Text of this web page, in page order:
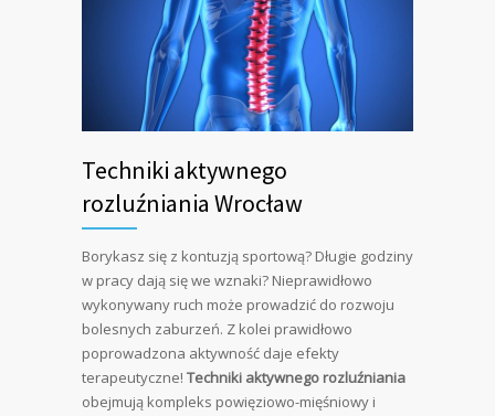
Techniki aktywnego
rozluźniania Wrocław
Borykasz się z kontuzją sportową? Długie godziny
w pracy dają się we wznaki? Nieprawidłowo
wykonywany ruch może prowadzić do rozwoju
bolesnych zaburzeń. Z kolei prawidłowo
poprowadzona aktywność daje efekty
terapeutyczne! Techniki aktywnego rozluźniania
obejmują kompleks powięziowo-mięśniowy i